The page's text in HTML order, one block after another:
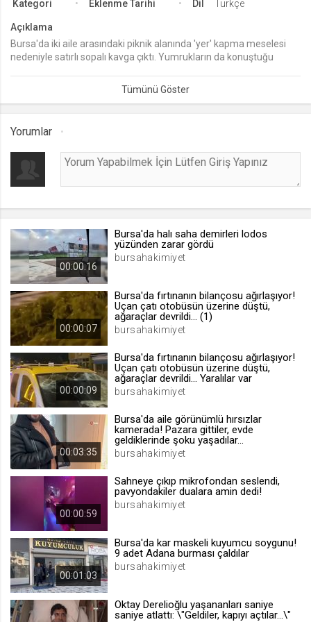
.web.tv
Seçilen dil tercihini tutmak
1 ay
Oturum verisini tutmak
.web.tv
Oturum doğrulama verisi
channelCategories
.web.tv
1 yıl
.web.tv
İsimsiz ziyaretçi için site içeriği
beğenme
voteDislike*
İsimsiz ziyaretçi için site içeriği
beğenmeme
Kategori Eklenme Tarihi Dil Türkçe
Açıklama
Bursa'da iki aile arasındaki piknik alanında 'yer' kapma meselesi
nedeniyle satırlı sopalı kavga çıktı. Yumrukların da konuştuğu
kullanırken kavgaya karışanlar gözaltına alındı.
Yorumlar
00:00:16
Bursa'da halı saha demirleri lodos
yüzünden zarar gördü
bursahakimiyet
00:00:07
Bursa'da fırtınanın bilançosu ağırlaşıyor!
Uçan çatı otobüsün üzerine düştü,
ağaraçlar devrildi... (1)
bursahakimiyet
00:00:09
Bursa'da fırtınanın bilançosu ağırlaşıyor!
Uçan çatı otobüsün üzerine düştü,
ağaraçlar devrildi... Yaralılar var
bursahakimiyet
00:03:35
Bursa'da aile görünümlü hırsızlar
kamerada! Pazara gittiler, evde
geldiklerinde şoku yaşadılar...
bursahakimiyet
00:00:59
Sahneye çıkıp mikrofondan seslendi,
pavyondakiler dualara amin dedi!
bursahakimiyet
00:01:03
Bursa'da kar maskeli kuyumcu soygunu!
9 adet Adana burması çaldılar
bursahakimiyet
Oktay Derelioğlu yaşananları saniye
saniye atlattı: \"Geldiler, kapıyı açtılar...\"